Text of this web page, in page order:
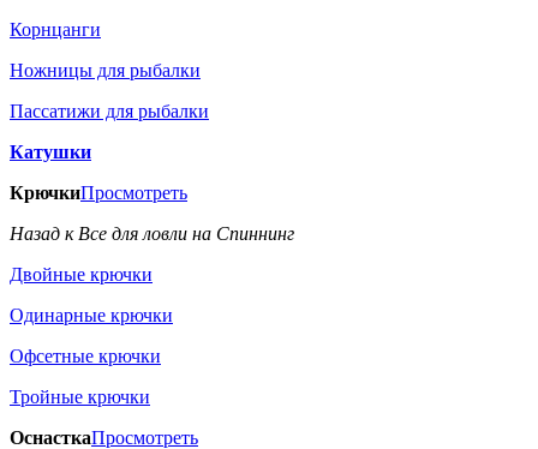
Корнцанги
Ножницы для рыбалки
Пассатижи для рыбалки
Катушки
КрючкиПросмотреть
Назад к Все для ловли на Спиннинг
Двойные крючки
Одинарные крючки
Офсетные крючки
Тройные крючки
ОснасткаПросмотреть